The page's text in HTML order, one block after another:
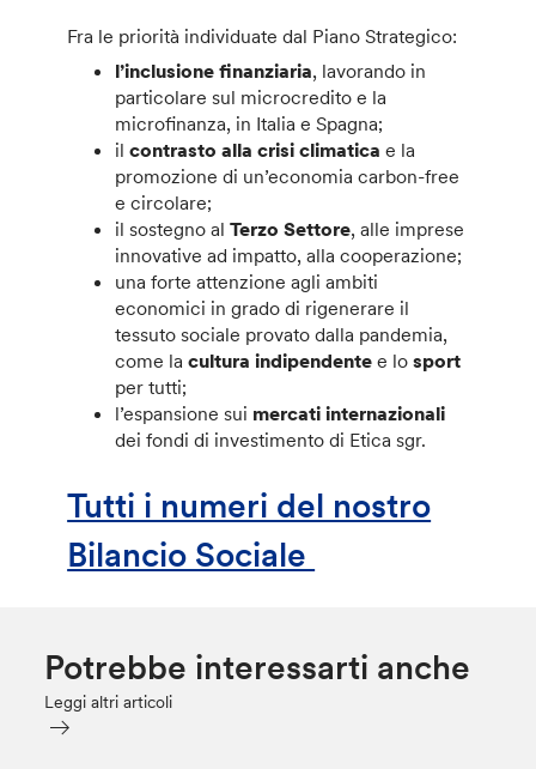
Fra le priorità individuate dal Piano Strategico:
l’inclusione finanziaria, lavorando in
particolare sul microcredito e la
microfinanza, in Italia e Spagna;
ilcontrasto alla crisi climatica e la
promozione di un’economia carbon-free
e circolare;
il sostegno alTerzo Settore, alle imprese
innovative ad impatto, alla cooperazione;
una forte attenzione agli ambiti
economici in grado di rigenerare il
tessuto sociale provato dalla pandemia,
come lacultura indipendente e losport
per tutti;
l’espansione sui mercati internazionali
dei fondi di investimento di Etica sgr.
Tutti i numeri del nostro
Bilancio Sociale
Potrebbe interessarti anche
Leggi altri articoli